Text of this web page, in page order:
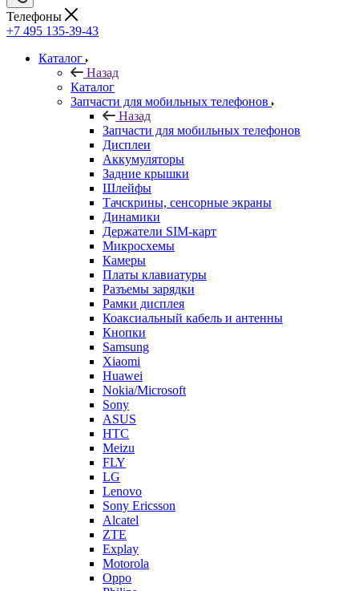
Телефоны
+7 495 135-39-43
Каталог
Назад
Каталог
Запчасти для мобильных телефонов
Назад
Запчасти для мобильных телефонов
Дисплеи
Аккумуляторы
Задние крышки
Шлейфы
Тачскрины, сенсорные экраны
Динамики
Держатели SIM-карт
Микросхемы
Камеры
Платы клавиатуры
Разъемы зарядки
Рамки дисплея
Коаксиальный кабель и антенны
Кнопки
Samsung
Xiaomi
Huawei
Nokia/Microsoft
Sony
ASUS
HTC
Meizu
FLY
LG
Lenovo
Sony Ericsson
Alcatel
ZTE
Explay
Motorola
Oppo